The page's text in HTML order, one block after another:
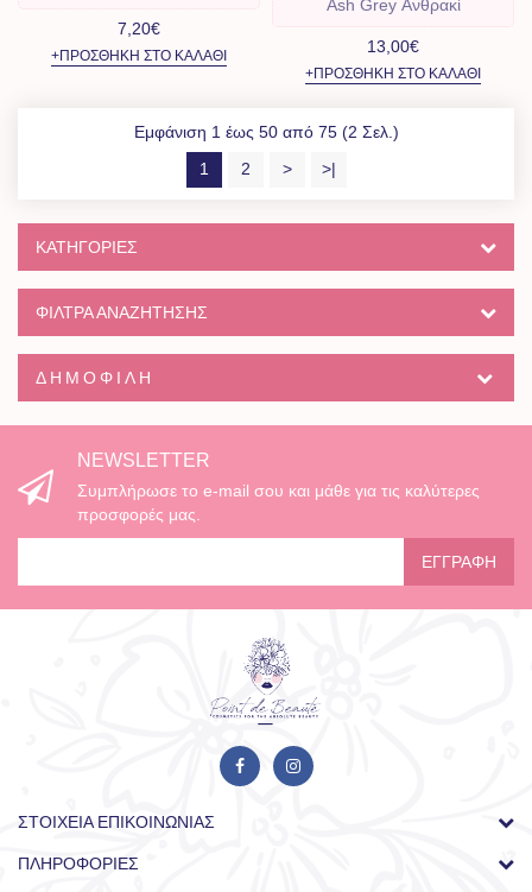
7,20€
+ΠΡΟΣΘΉΚΗ ΣΤΟ ΚΑΛΆΘΙ
Ash Grey Ανθρακί
13,00€
+ΠΡΟΣΘΉΚΗ ΣΤΟ ΚΑΛΆΘΙ
Εμφάνιση 1 έως 50 από 75 (2 Σελ.)
1
2 > >|
ΚΑΤΗΓΟΡΊΕΣ
ΦΙΛΤΡΑ ΑΝΑΖΗΤΗΣΗΣ
ΔΗΜΟΦΙΛΉ
NEWSLETTER
Συμπλήρωσε το e-mail σου και μάθε για τις καλύτερες
προσφορές μας.
ΕΓΓΡΑΦΉ
ΣΤΟΙΧΕΊΑ ΕΠΙΚΟΙΝΩΝΊΑΣ
ΠΛΗΡΟΦΟΡΊΕΣ